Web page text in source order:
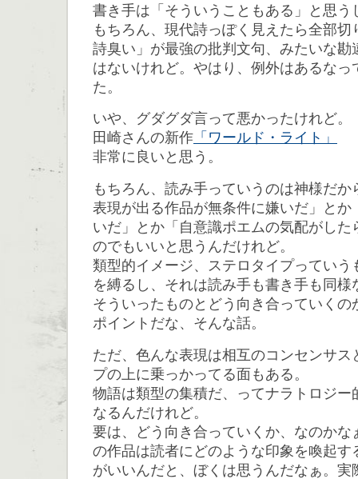
書き手は「そういうこともある」と思う
もちろん、現代詩っぽく見えたら全部
詩臭い」が最強の批判文句、みたいな勘
はないけれど。やはり、例外はあるなっ
た。
いや、グダグダ言って悪かったけれど。
田崎さんの新作 「ワールド・ライト」
非常に良いと思う。
もちろん、読み手っていうのは神様だ
表現が出る作品が無条件に嫌いだ」とか
いだ」とか「自意識ポエムの気配がした
のでもいいと思うんだけれど。
類型的イメージ、ステロタイプっていう
を縛るし、それは読み手も書き手も同様
そういったものとどう向き合っていくの
ポイントだな、そんな話。
ただ、色んな表現は相互のコンセンサス
プの上に乗っかってる面もある。
物語は類型の集積だ、ってナラトロジー
なるんだけれど。
要は、どう向き合っていくか、なのかな
の作品は読者にどのような印象を喚起す
がいいんだと、ぼくは思うんだなぁ。実